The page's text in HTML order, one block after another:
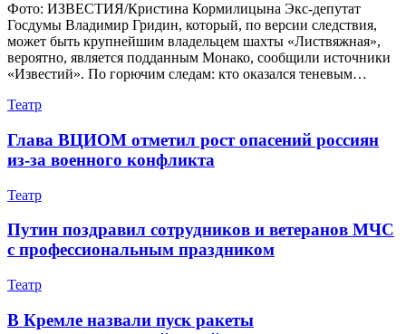
Фото: ИЗВЕСТИЯ/Кристина Кормилицына Экс-депутат
Госдумы Владимир Гридин, который, по версии следствия,
может быть крупнейшим владельцем шахты «Листвяжная»,
вероятно, является подданным Монако, сообщили источники
«Известий». По горючим следам: кто оказался теневым…
Театр
Глава ВЦИОМ отметил рост опасений россиян
из-за военного конфликта
Театр
Путин поздравил сотрудников и ветеранов МЧС
с профессиональным праздником
Театр
В Кремле назвали пуск ракеты